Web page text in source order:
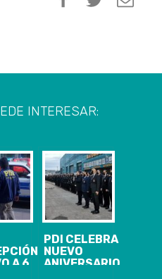
INTERESAR:
A 6
PDI CELEBRA
NUEVO
ANIVERSARIO